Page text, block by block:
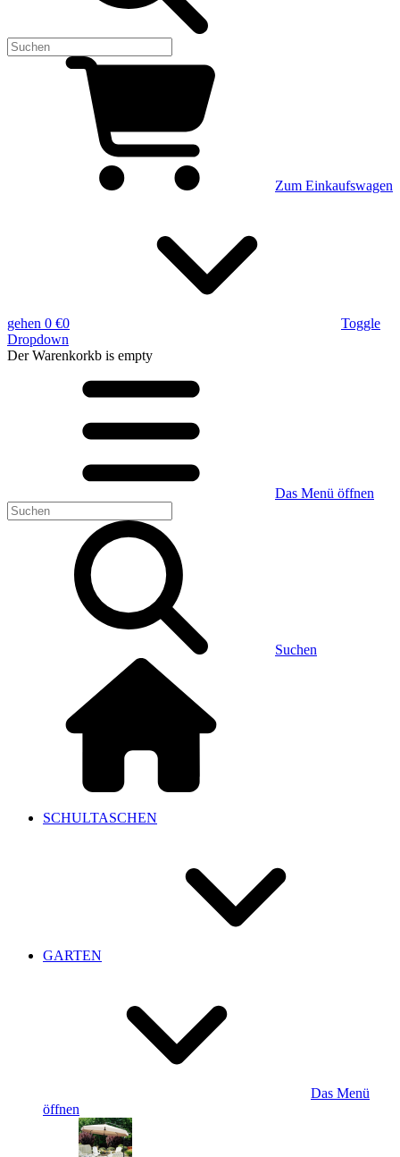
Zum Einkaufswagen
gehen 0 €0
Toggle
Dropdown
Der Warenkorkb is empty
Das Menü öffnen
Suchen
SCHULTASCHEN
GARTEN
Das Menü
öffnen